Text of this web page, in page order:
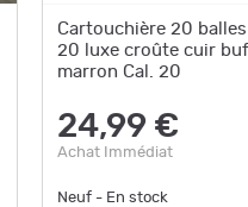
Cartouchière 20
20 luxe croûte cuir
marron Cal. 20
24,99 €
Achat Immédiat
Neuf - En stock